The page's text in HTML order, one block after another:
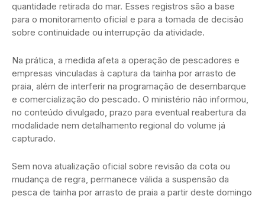
quantidade retirada do mar. Esses registros são a base
para o monitoramento oficial e para a tomada de decisão
sobre continuidade ou interrupção da atividade.
Na prática, a medida afeta a operação de pescadores e
empresas vinculadas à captura da tainha por arrasto de
praia, além de interferir na programação de desembarque
e comercialização do pescado. O ministério não informou,
no conteúdo divulgado, prazo para eventual reabertura da
modalidade nem detalhamento regional do volume já
capturado.
Sem nova atualização oficial sobre revisão da cota ou
mudança de regra, permanece válida a suspensão da
pesca de tainha por arrasto de praia a partir deste domingo